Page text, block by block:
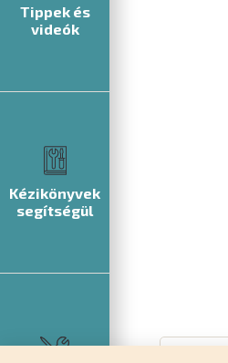
Tippek és
videók
Kézikönyvek
segítségül